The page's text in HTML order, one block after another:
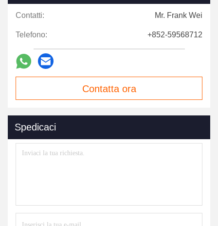
Contatti: Mr. Frank Wei
Telefono: +852-59568712
Contatta ora
Spedicaci